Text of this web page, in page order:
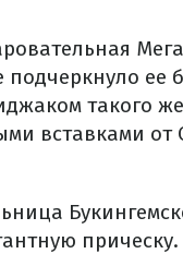
подчеркнуло
такого
вставками